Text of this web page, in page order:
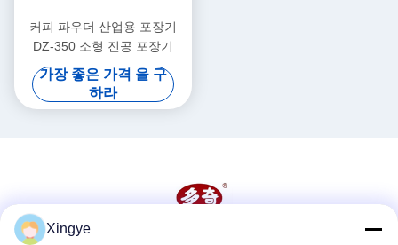
커피 파우더 산업용 포장기
DZ-350 소형 진공 포장기
가장 좋은 가격 을 구
하라
Xingye